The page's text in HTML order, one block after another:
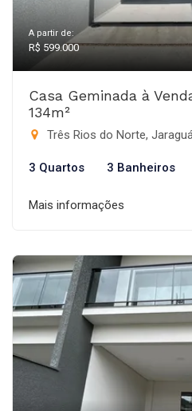
A partir de:
R$ 599.000
Casa Geminada à
134m²
Três Rios do Norte,
3 Quartos 3 Banheiros
Mais informações